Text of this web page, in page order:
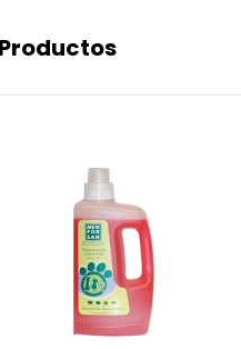
Productos